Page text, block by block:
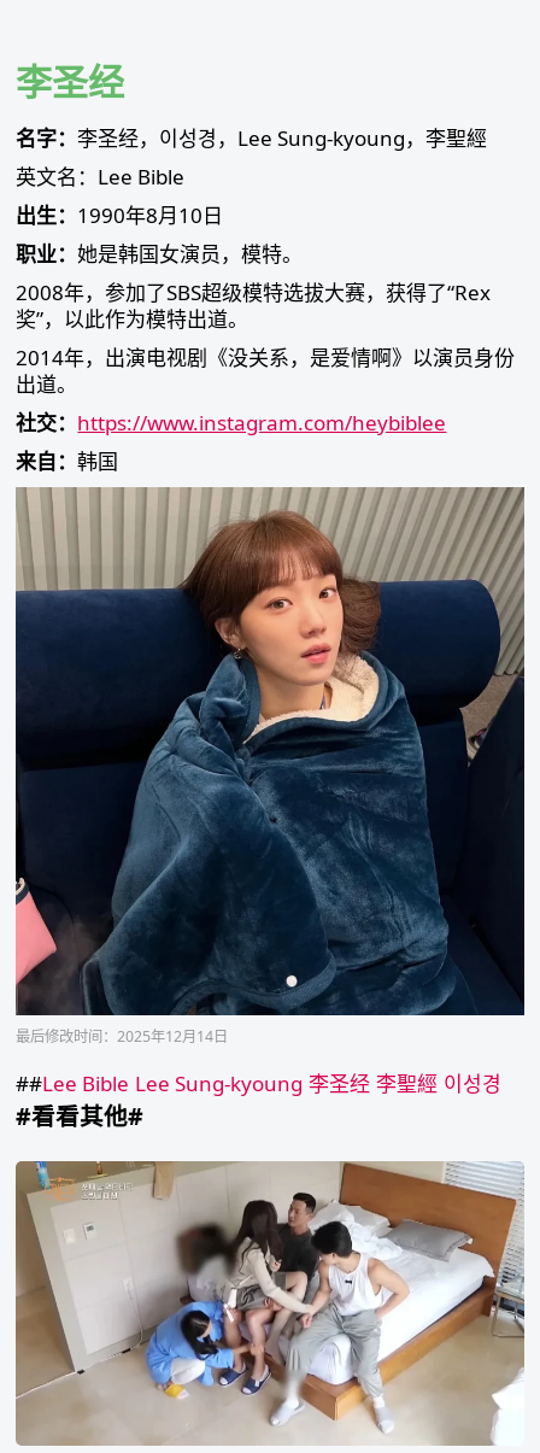
content
李圣经
名字：李圣经，이성경，Lee Sung-kyoung，李聖經
英文名：Lee Bible
出生： 1990年8月10日
职业：她是韩国女演员，模特。
2008年，参加了SBS超级模特选拔大赛，获得了“Rex
奖”，以此作为模特出道。
2014年，出演电视剧《没关系，是爱情啊》以演员身份
出道。
社交： https://www.instagram.com/heybiblee
来自：韩国
最后修改时间：2025年12月14日
##Lee Bible Lee Sung-kyoung 李圣经 李聖經 이성경
#看看其他#
尺
度
大、
演
科！
恋